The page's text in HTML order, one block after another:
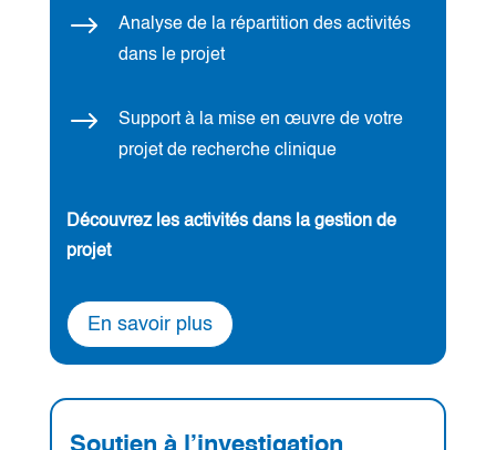
$
Analyse de la répartition des activités
dans le projet
$
Support à la mise en œuvre de votre
projet de recherche clinique
Découvrez les activités dans la gestion de
projet
En savoir plus